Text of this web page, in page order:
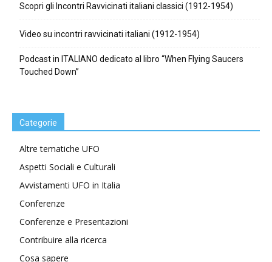
Scopri gli Incontri Ravvicinati italiani classici (1912-1954)
Video su incontri ravvicinati italiani (1912-1954)
Podcast in ITALIANO dedicato al libro “When Flying Saucers
Touched Down”
Categorie
Altre tematiche UFO
Aspetti Sociali e Culturali
Avvistamenti UFO in Italia
Conferenze
Conferenze e Presentazioni
Contribuire alla ricerca
Cosa sapere